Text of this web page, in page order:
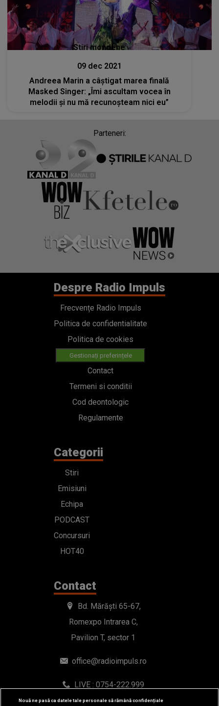
Stiri mondene
09 dec 2021
Andreea Marin a câștigat marea finală
Masked Singer: „Îmi ascultam vocea în
melodii și nu mă recunoșteam nici eu”
Parteneri:
Despre Radio Impuls
Frecvențe Radio Impuls
Politica de confidentialitate
Politica de cookies
Gestionați preferințele
Contact
Termeni si conditii
Cod deontologic
Regulamente
Categorii
Stiri
Emisiuni
Echipa
PODCAST
Concursuri
HOT40
Contact
Bd. Mărăști 65-67,
Romexpo Intrarea C,
Pavilion T, sector 1
office@radioimpuls.ro
LIVE : 0754-222.999
WhatsApp: 0754-222.999
Nouă ne pasă ca datele tale personale să rămână confidențiale